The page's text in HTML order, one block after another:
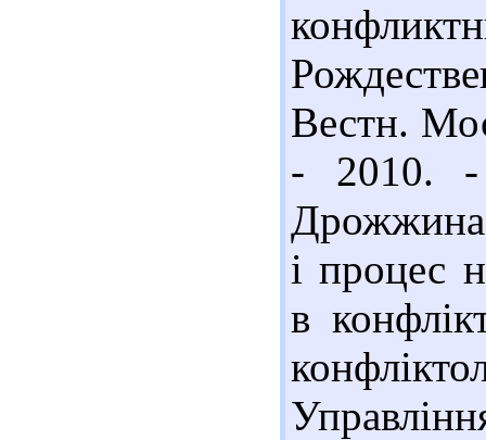
Вестн.
- 2010.
Дрожжина
і процес
в